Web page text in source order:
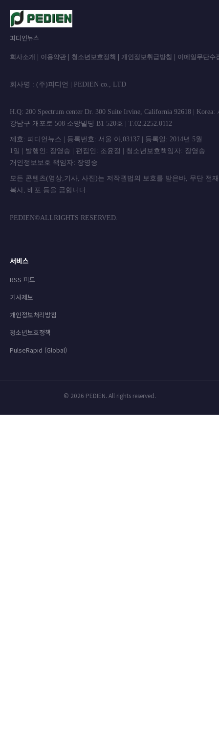
피디언뉴스
회사소개 이용약관 청소년보호정책 개인정보취급방침 이메일무단수
회사명 : (주)피디언 | PEDIEN co.,
H.Q: 200 Spectrum center Dr. 300 Suite Irvine, California 92618 | Korea:
강남구 개포로 508 소망빌딩 B1 520호 | T.02.2252.0112
제호: 피디언뉴스 | 등록번호: 서울 아,03137 | 등록일: 2014년 5월
1일 | 발행인: 장영승 | 편집인: 조윤정 | 청소년보호책임자: 장영승 |
개인정보보호 책임자: 장영승
모든 콘텐츠(영상,기사, 사진)는 저작권법의 보호를 받은바, 무단 전
복사, 배포 등을 금합니
PEDIEN©ALLRIGHTS RESERVED.
서비스
RSS 피드
기사제보
개인정보처리방침
청소년보호정책
PulseRapid (Global)
© 2026 PEDIEN. All rights reserved.